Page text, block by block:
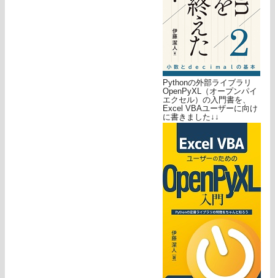
Pythonの外部ライブラリ
OpenPyXL（オープンパイ
エクセル）の入門書を、
Excel VBAユーザーに向け
に書きました↓↓